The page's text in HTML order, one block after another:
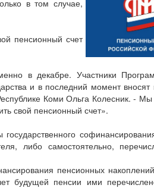
в том случае,
пенсионный счет
в декабре. Участники
и в последний момент
Коми Ольга Колесник. -
свой пенсионный счет».
либо самостоятельно,
пенсионных
будущей пенсии ими